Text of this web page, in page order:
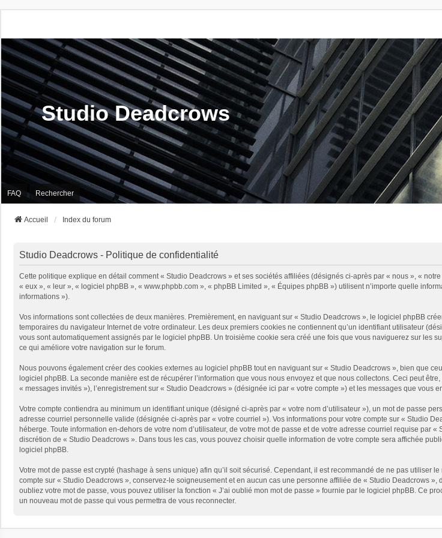
Studio Deadcrows
FAQ Rechercher
Accueil Index du forum
Studio Deadcrows - Politique de confidentialité
Cette politique explique en détail comment « Studio Deadcrows » et ses sociétés affiliées (désignés ci-après par « nous », «
« eux », « leur », « logiciel phpBB », « www.phpbb.com », « phpBB Limited », « Équipes phpBB ») utilisent n’importe quelle
informations »).
Vos informations sont collectées de deux manières. Premièrement, en naviguant sur « Studio Deadcrows », le logiciel phpBB
temporaires du navigateur Internet de votre ordinateur. Les deux premiers cookies ne contiennent qu’un identifiant utilisateur
vous sont automatiquement assignés par le logiciel phpBB. Un troisième cookie sera créé une fois que vous naviguerez sur les
ce qui améliore votre navigation sur le forum.
Nous pouvons également créer des cookies externes au logiciel phpBB tout en naviguant sur « Studio Deadcrows », bien que
logiciel phpBB. La seconde manière est de récupérer l’information que vous nous envoyez et que nous collectons. Ceci peut
« messages invités »), l’enregistrement sur « Studio Deadcrows » (désignée ici par « votre compte ») et les messages que vous
Votre compte contiendra au minimum un identifiant unique (désigné ci-après par « votre nom d’utilisateur »), un mot de passe
adresse courriel personnelle valide (désignée ci-après par « votre courriel »). Vos informations pour votre compte sur « Studio
héberge. Toute information en-dehors de votre nom d’utilisateur, de votre mot de passe et de votre adresse courriel requise par
discrétion de « Studio Deadcrows ». Dans tous les cas, vous pouvez choisir quelle information de votre compte sera affichée
logiciel phpBB.
Votre mot de passe est crypté (hashage à sens unique) afin qu’il soit sécurisé. Cependant, il est recommandé de ne pas utiliser
compte sur « Studio Deadcrows », conservez-le soigneusement et en aucun cas une personne affiliée de « Studio Deadcrows
oubliez votre mot de passe, vous pouvez utiliser la fonction « J’ai oublié mon mot de passe » fournie par le logiciel phpBB. Ce
un nouveau mot de passe qui vous permettra de vous reconnecter.